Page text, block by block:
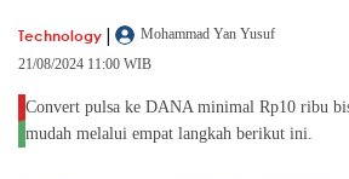
Technology |
Mohammad Yan Yusuf
21/08/2024 11:00 WIB
Convert pulsa ke DANA minimal Rp10 ribu
mudah melalui empat langkah berikut ini.